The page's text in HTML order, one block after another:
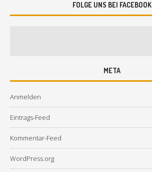
FOLGE UNS BEI FACEBOOK
META
Anmelden
Eintrags-Feed
Kommentar-Feed
WordPress.org